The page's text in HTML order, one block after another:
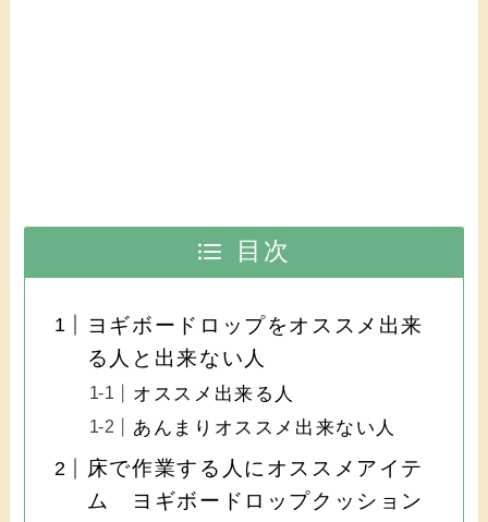
目次
ヨギボードロップをオススメ出来
る人と出来ない人
オススメ出来る人
あんまりオススメ出来ない人
床で作業する人にオススメアイテ
ム ヨギボードロップクッション